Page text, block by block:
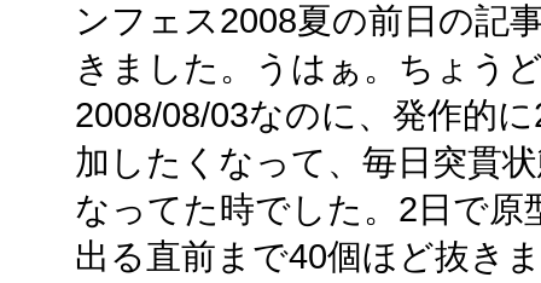
ンフェス2008夏の前日の記
きました。うはぁ。ちょう
2008/08/03なのに、発作的
加したくなって、毎日突貫
なってた時でした。2日で原
出る直前まで40個ほど抜き